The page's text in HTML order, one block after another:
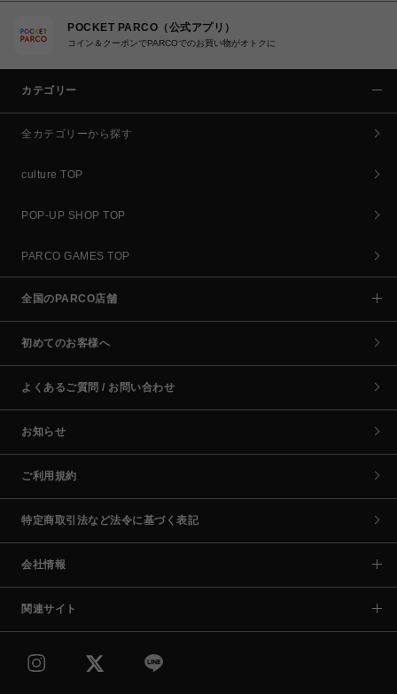
POCKET PARCO（公式アプリ）
コイン＆クーポンでPARCOでのお買い物がオトクに
カテゴリー
全カテゴリーから探す
culture TOP
POP-UP SHOP TOP
PARCO GAMES TOP
全国のPARCO店舗
初めてのお客様へ
よくあるご質問 / お問い合わせ
お知らせ
ご利用規約
特定商取引法など法令に基づく表記
会社情報
関連サイト